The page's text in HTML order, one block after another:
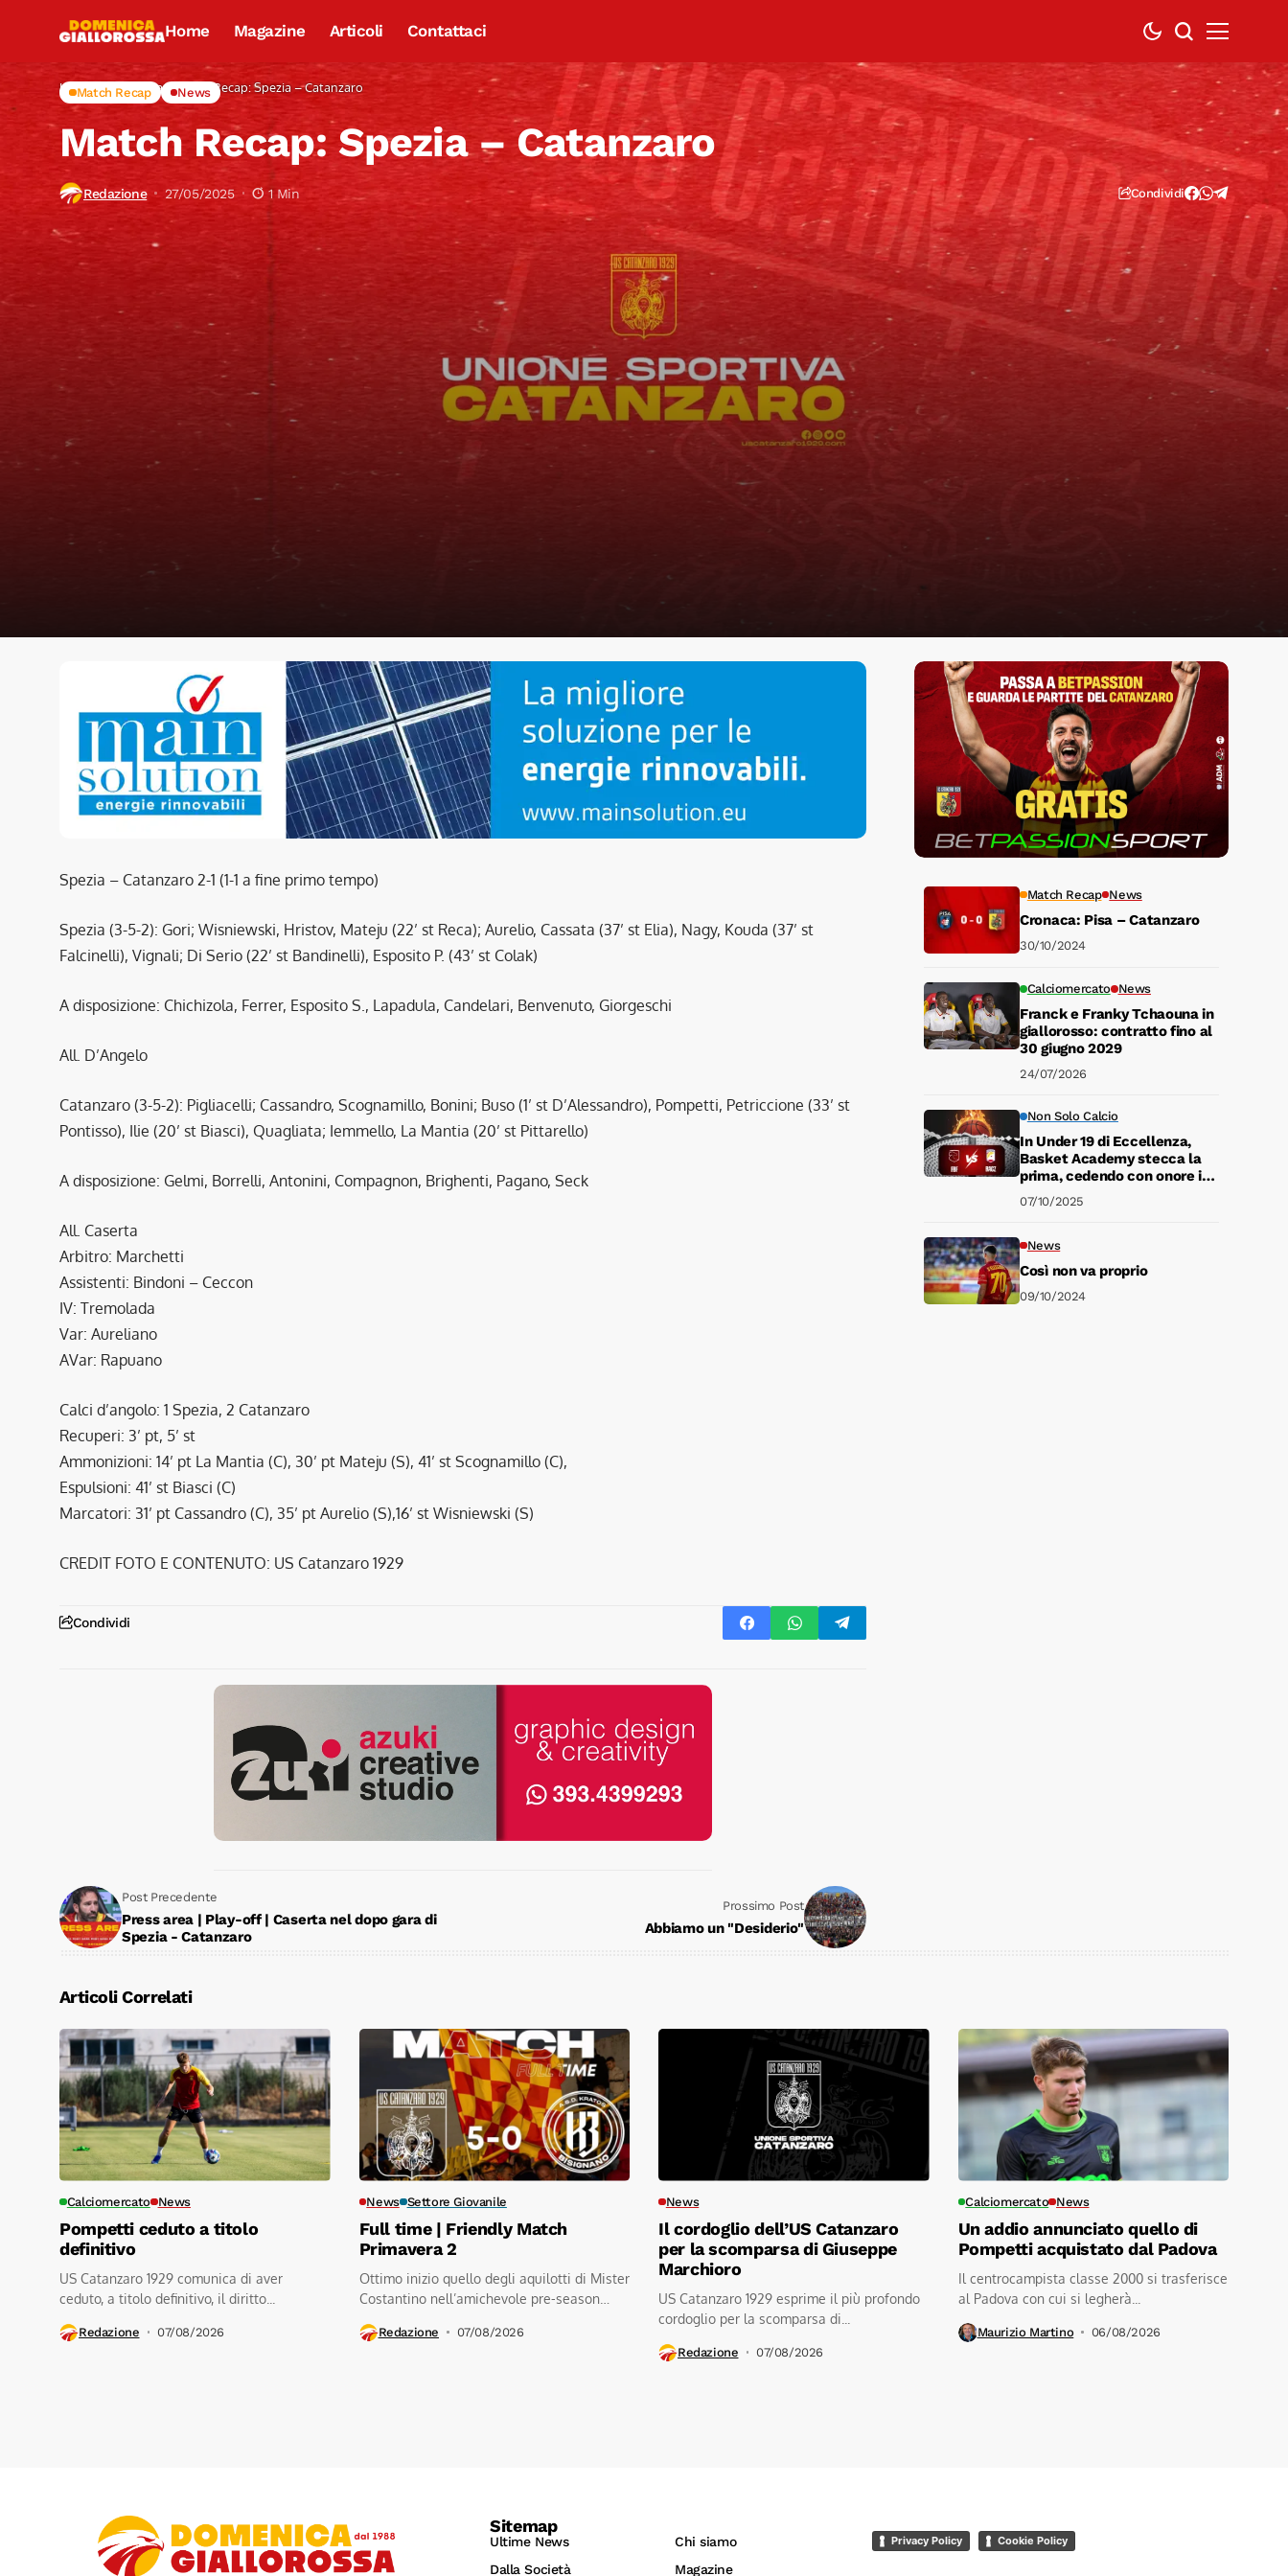
Home Magazine Articoli Contattaci
Home Match Recap Match Recap: Spezia – Catanzaro
Match Recap News
Match Recap: Spezia – Catanzaro
Redazione 27/05/2025 1 Min Condividi
Spezia – Catanzaro 2-1 (1-1 a fine primo tempo)
Spezia (3-5-2): Gori; Wisniewski, Hristov, Mateju (22’ st Reca); Aurelio, Cassata (37’ st Elia), Nagy, Kouda (37’ st
Falcinelli), Vignali; Di Serio (22’ st Bandinelli), Esposito P. (43’ st Colak)
A disposizione: Chichizola, Ferrer, Esposito S., Lapadula, Candelari, Benvenuto, Giorgeschi
All. D’Angelo
Catanzaro (3-5-2): Pigliacelli; Cassandro, Scognamillo, Bonini; Buso (1’ st D’Alessandro), Pompetti, Petriccione (33’ st
Pontisso), Ilie (20’ st Biasci), Quagliata; Iemmello, La Mantia (20’ st Pittarello)
A disposizione: Gelmi, Borrelli, Antonini, Compagnon, Brighenti, Pagano, Seck
All. Caserta
Arbitro: Marchetti
Assistenti: Bindoni – Ceccon
IV: Tremolada
Var: Aureliano
AVar: Rapuano
Calci d’angolo: 1 Spezia, 2 Catanzaro
Recuperi: 3’ pt, 5’ st
Ammonizioni: 14’ pt La Mantia (C), 30’ pt Mateju (S), 41’ st Scognamillo (C),
Espulsioni: 41’ st Biasci (C)
Marcatori: 31’ pt Cassandro (C), 35’ pt Aurelio (S),16’ st Wisniewski (S)
CREDIT FOTO E CONTENUTO: US Catanzaro 1929
Condividi
Post Precedente
Press area | Play-off | Caserta nel dopo gara di
Spezia - Catanzaro
Prossimo Post
Abbiamo un "Desiderio"
Match Recap News
Cronaca: Pisa – Catanzaro
30/10/2024
Calciomercato News
Franck e Franky Tchaouna in
giallorosso: contratto fino al
30 giugno 2029
24/07/2026
Non Solo Calcio
In Under 19 di Eccellenza,
Basket Academy stecca la
prima, cedendo con onore in
casa della favorita Fortitudo
Francavilla 94-81
07/10/2025
News
Così non va proprio
09/10/2024
Articoli Correlati
Calciomercato News
Pompetti ceduto a titolo
definitivo
US Catanzaro 1929 comunica di aver
ceduto, a titolo definitivo, il diritto...
Redazione 07/08/2026
News Settore Giovanile
Full time | Friendly Match
Primavera 2
Ottimo inizio quello degli aquilotti di Mister
Costantino nell’amichevole pre-season
Redazione 07/08/2026
News
Il cordoglio dell’US Catanzaro
per la scomparsa di Giuseppe
Marchioro
US Catanzaro 1929 esprime il più profondo
cordoglio per la scomparsa di...
Redazione 07/08/2026
Calciomercato News
Un addio annunciato quello di
Pompetti acquistato dal Padova
Il centrocampista classe 2000 si trasferisce
al Padova con cui si legherà...
Maurizio Martino 06/08/2026
Sitemap
Ultime News
Chi siamo
Dalla Società
Magazine
Privacy Policy Cookie Policy